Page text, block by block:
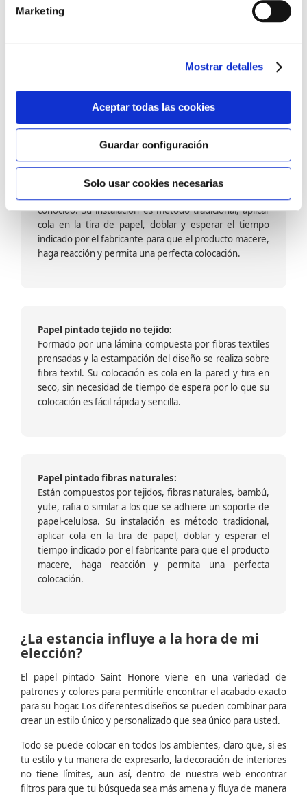
Marketing
Mostrar detalles
Aceptar todas las cookies
Guardar configuración
Solo usar cookies necesarias
barniz multiadherente en base agua. En zonas de
fuegos, se recomienda proteger con placas, silestone,
dado que el frotar en exceso dañaría el papel. Su
colocación es cola en la pared y tira en seco, sin
colocación es fácil rápida y sencilla.
Papel pintado calidad papel:
Formado por una capa de papel sobre un soporte de
conocido. Su instalación es método tradicional, aplicar
cola en la tira de papel, doblar y esperar el tiempo
indicado por el fabricante para que el producto macere,
haga reacción y permita una perfecta colocación.
Papel pintado tejido no tejido:
Formado por una lámina compuesta por fibras textiles
prensadas y la estampación del diseño se realiza sobre
fibra textil. Su colocación es cola en la pared y tira en
seco, sin necesidad de tiempo de espera por lo que su
colocación es fácil rápida y sencilla.
Papel pintado fibras naturales:
Están compuestos por tejidos, fibras naturales, bambú,
yute, rafia o similar a los que se adhiere un soporte de
papel-celulosa. Su instalación es método tradicional,
aplicar cola en la tira de papel, doblar y esperar el
tiempo indicado por el fabricante para que el producto
macere, haga reacción y permita una perfecta
colocación.
¿La estancia influye a la hora de mi
elección?
El papel pintado Saint Honore viene en una variedad de
patrones y colores para permitirle encontrar el acabado exacto
para su hogar. Los diferentes diseños se pueden combinar para
crear un estilo único y personalizado que sea único para usted.
Todo se puede colocar en todos los ambientes, claro que, si es
tu estilo y tu manera de expresarlo, la decoración de interiores
no tiene límites, aun así, dentro de nuestra web encontrar
filtros para que tu búsqueda sea más amena y fluya de manera